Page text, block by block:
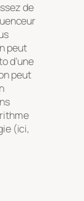
de
peut
d’une
peut
(ici,